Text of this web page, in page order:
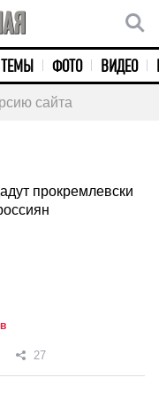
ТЕМЫ ФОТО ВИДЕО
сайта
прокремлевски
27